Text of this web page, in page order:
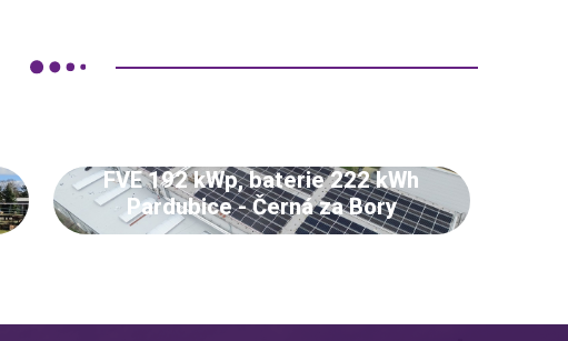
FVE 192 kWp, baterie 222 kWh
Pardubice - Černá za Bory